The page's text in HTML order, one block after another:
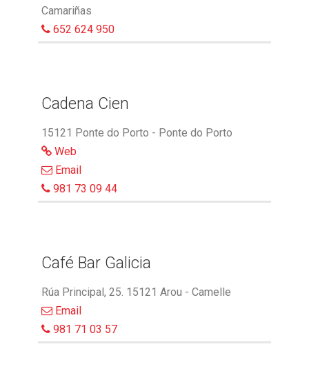
Camariñas
652 624 950
Cadena Cien
15121 Ponte do Porto - Ponte do Porto
Web
Email
981 73 09 44
Café Bar Galicia
Rúa Principal, 25. 15121 Arou - Camelle
Email
981 71 03 57